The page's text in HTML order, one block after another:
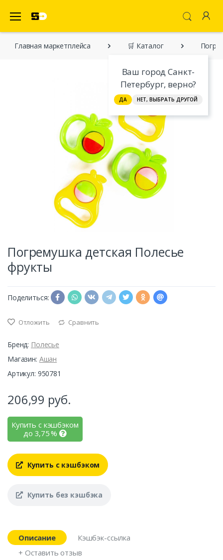
Ваш город Санкт-
Петербург, верно?
ДА НЕТ, ВЫБРАТЬ ДРУГОЙ
Главная марĸетплейса 🛒 Каталог
Погремушка детская Полесье
фрукты
Поделиться:
Отложить Сравнить
Бренд: Полесье
Магазин: Ашан
Артикул: 950781
206,99 руб.
Купить с кэшбэком
до 3,75%
Купить с кэшбэком
Купить без кэшбэка
Описание
Кэшбэк-ссылка
+ Оставить отзыв